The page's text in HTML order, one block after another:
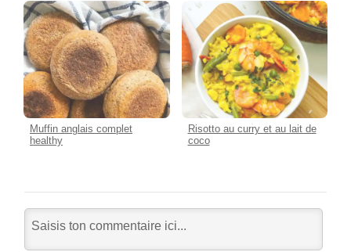
Muffin anglais complet
healthy
Risotto au curry et au lait de
coco